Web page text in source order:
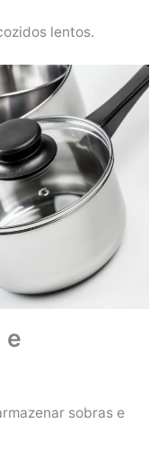
lentos.
e
sobras e